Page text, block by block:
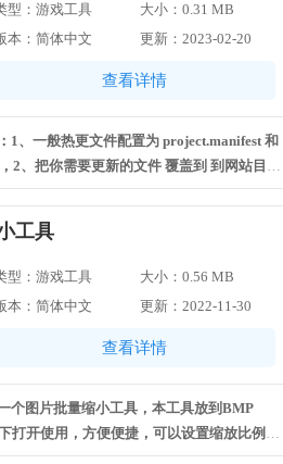
型：游戏工具
大小：0.31 MB
本：简体中文
更新：2023-02-20
查看详情
1、一般热更文件配置为 project.manifest 和
2、把你需要更新的文件 覆盖到 到网站目录
版本号 错了会导致不更新，
工具
型：游戏工具
大小：0.56 MB
本：简体中文
更新：2022-11-30
查看详情
个图片批量缩小工具，本工具放到BMP
打开使用，方便便捷，可以设置缩放比例，
选择图片格式。